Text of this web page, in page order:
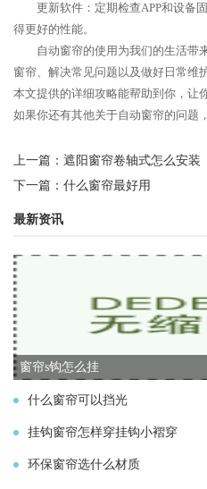
更新软件：定期检查APP和设备
得更好的性能。
自动窗帘的使用为我们的生活带
窗帘、解决常见问题以及做好日常维
本文提供的详细攻略能帮助到你，让
如果你还有其他关于自动窗帘的问题
上一篇： 遮阳窗帘卷轴式怎么安装
下一篇： 什么窗帘最好用
最新资讯
窗帘s钩怎么挂
什么窗帘可以挡光
挂钩窗帘怎样穿挂钩小褶穿
环保窗帘选什么材质